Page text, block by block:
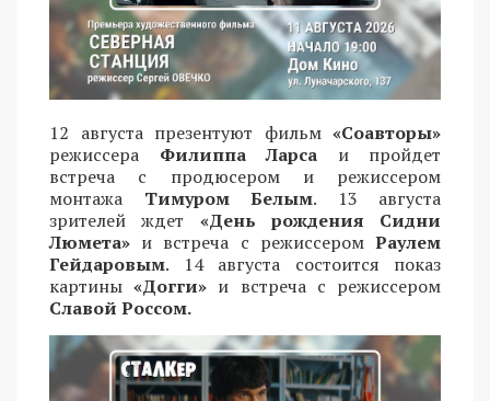
12 августа презентуют фильм «Соавторы»
режиссера Филиппа Ларса и пройдет
встреча с продюсером и режиссером
монтажа Тимуром Белым. 13 августа
зрителей ждет «День рождения Сидни
Люмета» и встреча с режиссером Раулем
Гейдаровым. 14 августа состоится показ
картины«Догги» и встреча с режиссером
Славой Россом.